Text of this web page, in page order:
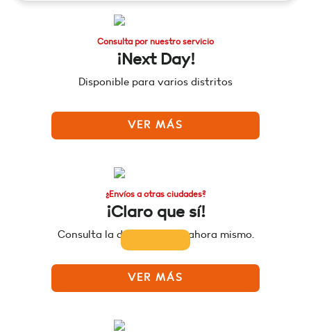
Consulta por nuestro servicio
¡Next Day!
Disponible para varios distritos
VER MÁS
¿Envíos a otras ciudades?
¡Claro que sí!
Consulta la disponibilidad ahora mismo.
VER MÁS